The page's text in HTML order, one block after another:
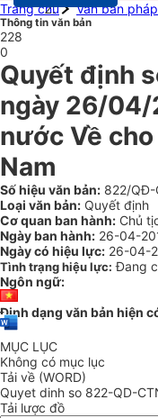
Trang chủ
Văn bản
Thông tin văn bản
228
0
Quyết định
ngày 26/04/
nước Về
Nam
Số hiệu văn bản: 822/QĐ-
Loại văn bản: Quyết định
Cơ quan ban hành: Chủ
Ngày ban hành: 26-04-
Ngày có hiệu lực: 26-04-
Tình trạng hiệu lực: Đang
Ngôn ngữ:
Định dạng văn bản hiện
MỤC LỤC
Không có mục lục
Tải về (WORD)
Quyet dinh so 822-QD-
Tải lược đồ